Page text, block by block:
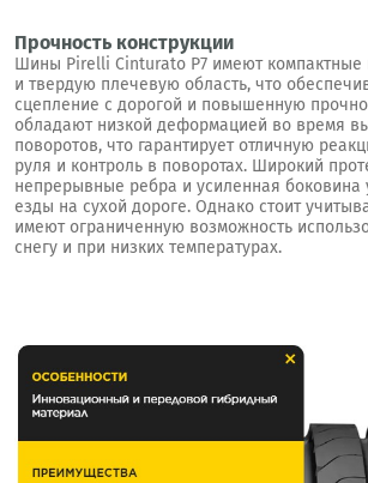
Прочность конструкции
Шины Pirelli Cinturato P7 имеют компактные
и твердую плечевую область, что
сцепление с дорогой и повышенную
обладают низкой деформацией во время
поворотов, что гарантирует отличную
руля и контроль в поворотах. Широкий
непрерывные ребра и усиленная боковина
езды на сухой дороге. Однако стоит
имеют ограниченную возможность
снегу и при низких температурах.